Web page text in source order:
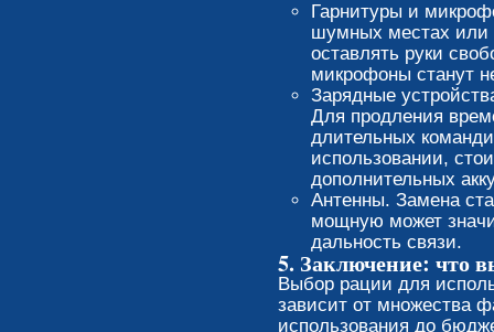
Гарнитуры и
шумных местах или
оставлять руки
микрофоны станут
Зарядные
Для продления
длительных
использовании,
дополнительных
Антенны. Замена
мощную может
дальность связи.
5. Заключение: что
Выбор рации для
зависит от множества
использования до